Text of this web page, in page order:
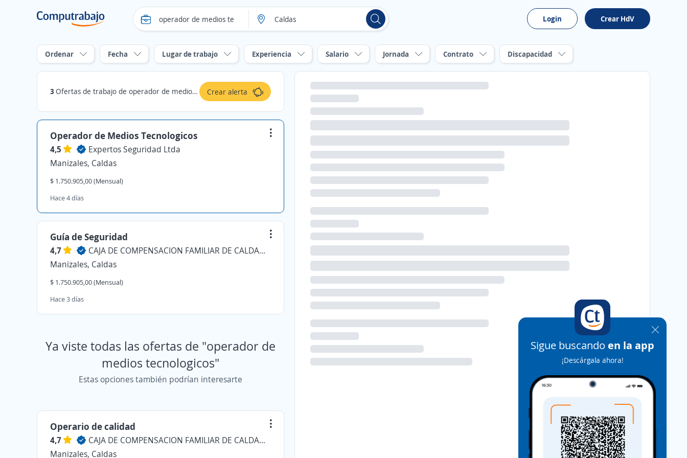
Login Crear HdV
Ordenar Fecha Lugar de trabajo Experiencia Salario Jornada Contrato Discapacidad
3 Ofertas de trabajo de operador de medios tecnologicos en Caldas Crear alerta
Operador de Medios Tecnologicos
4,5
Expertos Seguridad Ltda
Manizales, Caldas
$ 1.750.905,00 (Mensual)
Hace 4 días
Guía de Seguridad
4,7
CAJA DE COMPENSACION FAMILIAR DE CALDAS - AGENCIA
Manizales, Caldas
$ 1.750.905,00 (Mensual)
Hace 3 días
Ya viste todas las ofertas de "operador de
medios tecnologicos"
Estas opciones también podrían interesarte
Operario de calidad
4,7
CAJA DE COMPENSACION FAMILIAR DE CALDAS - AGENCIA
Manizales, Caldas
Sigue buscando en la app
¡Descárgala ahora!